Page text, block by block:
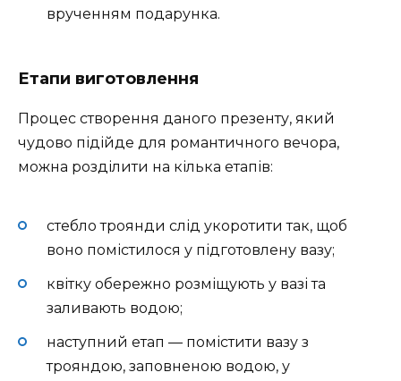
врученням подарунка.
Етапи виготовлення
Процес створення даного презенту, який
чудово підійде для романтичного вечора,
можна розділити на кілька етапів:
стебло троянди слід укоротити так, щоб
воно помістилося у підготовлену вазу;
квітку обережно розміщують у вазі та
заливають водою;
наступний етап — помістити вазу з
трояндою, заповненою водою, у